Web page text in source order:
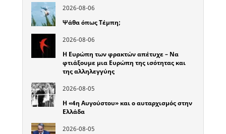
2026-08-06
Ψάθα όπως Τέμπη;
2026-08-06
Η Ευρώπη των φρακτών απέτυχε – Να
φτιάξουμε μια Ευρώπη της ισότητας και
της αλληλεγγύης
2026-08-05
Η «4η Αυγούστου» και ο αυταρχισμός στην
Ελλάδα
2026-08-05